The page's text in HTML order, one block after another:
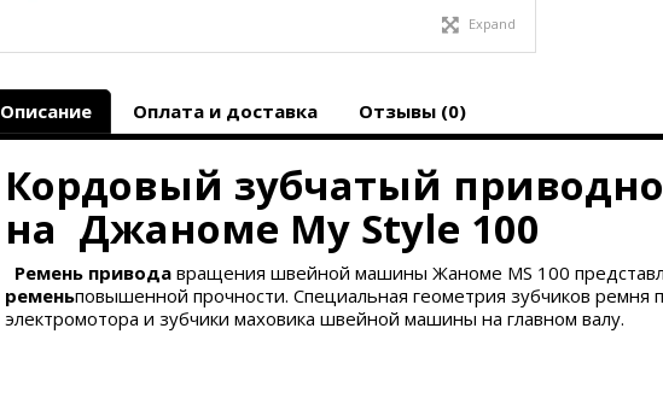
Expand
Описание Оплата и доставка Отзывы (0)
Кордовый зубчатый
на Джаноме My Style 100
Ремень приводавращения швейной машины Жаноме MS 100
ременьповышенной прочности. Специальная геометрия зубчиков ремня
электромотора и зубчики маховика швейной машины на главном валу.